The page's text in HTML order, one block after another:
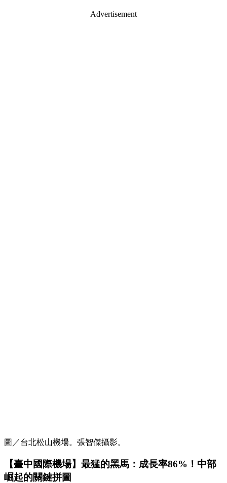
Advertisement
圖／台北松山機場。張智傑攝影。
【臺中國際機場】最猛的黑馬：成長率86%！中部
崛起的關鍵拼圖